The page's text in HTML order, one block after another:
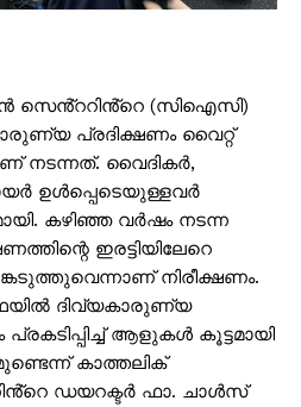
സെൻ്ററിൻ്റെ (സിഐസി)
പ്രദിക്ഷണം വൈറ്റ്
നടന്നത്. വൈദികര്‍,
ഉള്‍പ്പെടെയുള്ളവര്‍
കഴിഞ്ഞ വര്‍ഷം നടന്ന
ഇരട്ടിയിലേറെ
നിരീക്ഷണം.
ദിവ്യകാരുണ്യ
ആളുകള്‍ കൂട്ടമായി
കാത്തലിക്
ഡയറക്ടർ ഫാ. ചാൾസ്